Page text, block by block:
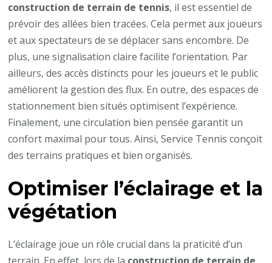
construction de terrain de tennis, il est essentiel de
prévoir des allées bien tracées. Cela permet aux joueurs
et aux spectateurs de se déplacer sans encombre. De
plus, une signalisation claire facilite l’orientation. Par
ailleurs, des accès distincts pour les joueurs et le public
améliorent la gestion des flux. En outre, des espaces de
stationnement bien situés optimisent l’expérience.
Finalement, une circulation bien pensée garantit un
confort maximal pour tous. Ainsi, Service Tennis conçoit
des terrains pratiques et bien organisés.
Optimiser l’éclairage et la
végétation
L’éclairage joue un rôle crucial dans la praticité d’un